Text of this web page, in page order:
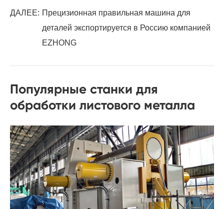
ДАЛЕЕ: Прецизионная правильная машина для
деталей экспортируется в Россию компанией
EZHONG
Популярные станки для
обработки листового металла